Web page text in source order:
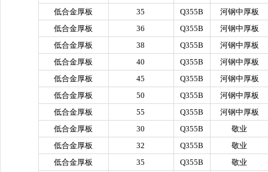
低合金厚板
35 Q355B
河钢中厚板
低合金厚板
36 Q355B
河钢中厚板
低合金厚板
38 Q355B
河钢中厚板
低合金厚板
40 Q355B
河钢中厚板
低合金厚板
45 Q355B
河钢中厚板
低合金厚板
50 Q355B
河钢中厚板
低合金厚板
55 Q355B
河钢中厚板
低合金厚板
30 Q355B
敬业
低合金厚板
32 Q355B
敬业
低合金厚板
35 Q355B 敬业